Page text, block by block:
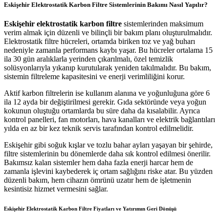
Eskişehir Elektrostatik Karbon Filtre Sistemlerinin Bakımı Nasıl Yapılır?
Eskişehir elektrostatik karbon filtre sistemlerinden maksimum
verim almak için düzenli ve bilinçli bir bakım planı oluşturulmalıdır.
Elektrostatik filtre hücreleri, ortamda biriken toz ve yağ buharı
nedeniyle zamanla performans kaybı yaşar. Bu hücreler ortalama 15
ila 30 gün aralıklarla yerinden çıkarılmalı, özel temizlik
solüsyonlarıyla yıkanıp kurutularak yeniden takılmalıdır. Bu bakım,
sistemin filtreleme kapasitesini ve enerji verimliliğini korur.
Aktif karbon filtrelerin ise kullanım alanına ve yoğunluğuna göre 6
ila 12 ayda bir değiştirilmesi gerekir. Gıda sektöründe veya yoğun
kokunun oluştuğu ortamlarda bu süre daha da kısalabilir. Ayrıca
kontrol panelleri, fan motorları, hava kanalları ve elektrik bağlantıları
yılda en az bir kez teknik servis tarafından kontrol edilmelidir.
Eskişehir gibi soğuk kışlar ve tozlu bahar ayları yaşayan bir şehirde,
filtre sistemlerinin bu dönemlerde daha sık kontrol edilmesi önerilir.
Bakımsız kalan sistemler hem daha fazla enerji harcar hem de
zamanla işlevini kaybederek iç ortam sağlığını riske atar. Bu yüzden
düzenli bakım, hem cihazın ömrünü uzatır hem de işletmenin
kesintisiz hizmet vermesini sağlar.
Eskişehir Elektrostatik Karbon Filtre Fiyatları ve Yatırımın Geri Dönüşü